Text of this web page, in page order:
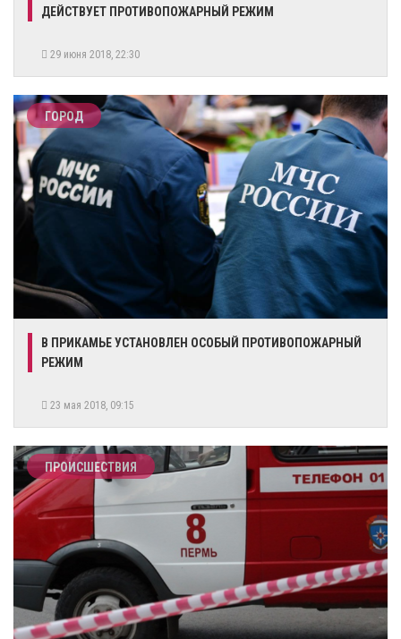
ДЕЙСТВУЕТ ПРОТИВОПОЖАРНЫЙ РЕЖИМ
29 июня 2018, 22:30
ГОРОД
В ПРИКАМЬЕ УСТАНОВЛЕН ОСОБЫЙ ПРОТИВОПОЖАРНЫЙ
РЕЖИМ
23 мая 2018, 09:15
ПРОИСШЕСТВИЯ